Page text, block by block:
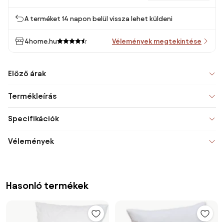
A terméket 14 napon belül vissza lehet küldeni
4home.hu Vélemények megtekintése
Előző árak
Termékleírás
Specifikációk
Vélemények
Hasonló termékek